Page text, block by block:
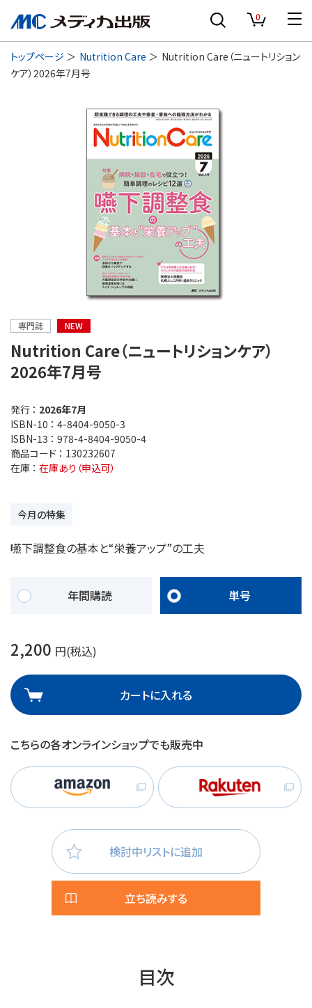
0
トップページ Nutrition Care
Nutrition Care（ニュートリション
ケア）2026年7月号
専門誌 NEW
Nutrition Care（ニュートリションケア）
2026年7月号
発行 ： 2026年7月
ISBN-10 ： 4-8404-9050-3
ISBN-13 ： 978-4-8404-9050-4
商品コード ： 130232607
在庫 ： 在庫あり（申込可）
今月の特集
嚥下調整食の基本と“栄養アップ”の工夫
年間購読 単号
2,200 円(税込)
カートに入れる
こちらの各オンラインショップでも販売中
検討中リストに追加
立ち読みする
目次